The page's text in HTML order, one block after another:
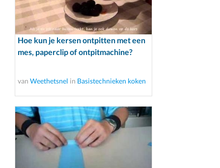
Hoe kun je kersen ontpitten met een
mes, paperclip of ontpitmachine?
van Weethetsnel in Basistechnieken koken